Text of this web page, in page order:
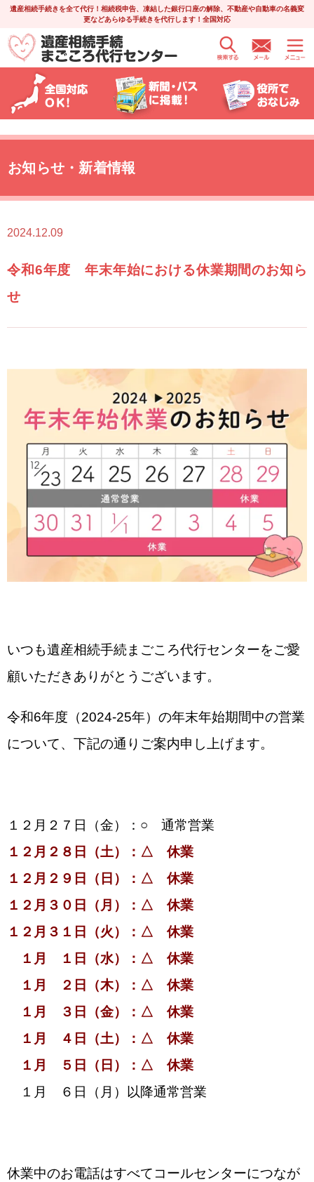
遺産相続手続きを全て代行！相続税申告、凍結した銀行口座の解除、不動産や自動車の名義変
更などあらゆる手続きを代行します！全国対応
お知らせ・新着情報
2024.12.09
令和6年度 年末年始における休業期間のお知ら
せ
いつも遺産相続手続まごころ代行センターをご愛
顧いただきありがとうございます。
令和6年度（2024-25年）の年末年始期間中の営業
について、下記の通りご案内申し上げます。
１２月２７日（金）：○ 通常営業
１２月２８日（土）：△ 休業
１２月２９日（日）：△ 休業
１２月３０日（月）：△ 休業
１２月３１日（火）：△ 休業
１月 １日（水）：△ 休業
１月 ２日（木）：△ 休業
１月 ３日（金）：△ 休業
１月 ４日（土）：△ 休業
１月 ５日（日）：△ 休業
１月 ６日（月）以降通常営業
休業中のお電話はすべてコールセンターにつなが